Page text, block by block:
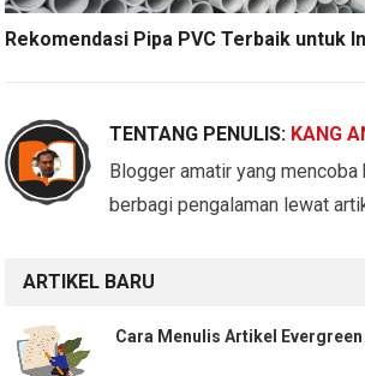
Rekomendasi Pipa PVC Terbaik untuk
TENTANG PENULIS: KANG
Blogger amatir yang
berbagi pengalaman lewat
ARTIKEL BARU
Cara Menulis Artikel Evergreen